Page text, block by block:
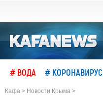
# ВОДА # КОРОНАВИРУС
Кафа > Новости Крыма >